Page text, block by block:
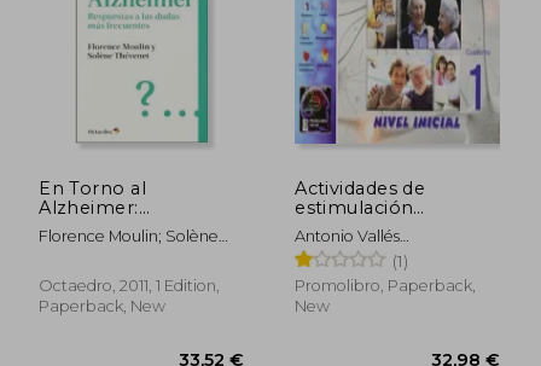
35,86 €
En Torno al
Alzheimer:
Respuestas a las
Dudas más
Vivencias) (in Spanish)
Florence Moulin; Solène
Octaedro, 2011, 1 Edition,
Paperback, New
Actividades de
estimulación
cognitiva en
personas mayores 1
(in Spanish)
Antonio Vallés
Arándiga,Consol Vallés
Tortosa,Alfred Vallés
Tortosa
(1)
Promolibro, Paperback,
New